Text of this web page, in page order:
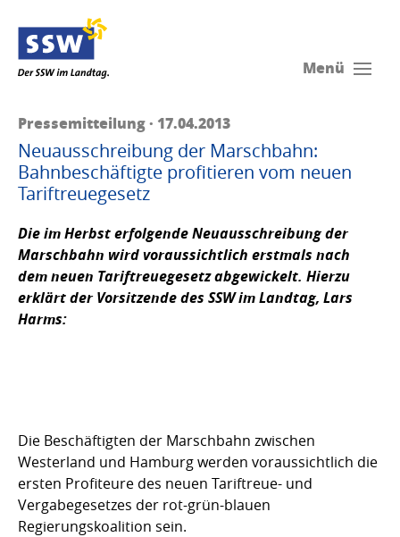
Menü
Pressemitteilung · 17.04.2013
Neuausschreibung der Marschbahn:
Bahnbeschäftigte profitieren vom neuen
Tariftreuegesetz
Die im Herbst erfolgende Neuausschreibung der
Marschbahn wird voraussichtlich erstmals nach
dem neuen Tariftreuegesetz abgewickelt. Hierzu
erklärt der Vorsitzende des SSW im Landtag, Lars
Harms:
Die Beschäftigten der Marschbahn zwischen
Westerland und Hamburg werden voraussichtlich die
ersten Profiteure des neuen Tariftreue- und
Vergabegesetzes der rot-grün-blauen
Regierungskoalition sein.